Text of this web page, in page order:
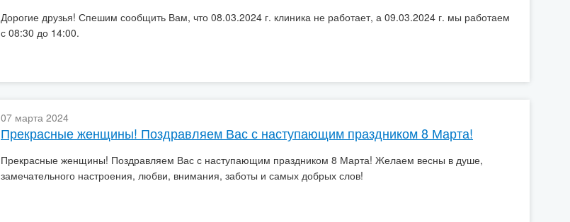
Дорогие друзья! Спешим сообщить Вам, что 08.03.2024 г. клиника не работает, а 09.03.2024 г. мы работаем
с 08:30 до 14:00.
07 марта 2024
Прекрасные женщины! Поздравляем Вас с наступающим праздником 8 Марта!
Прекрасные женщины! Поздравляем Вас с наступающим праздником 8 Марта! Желаем весны в душе,
замечательного настроения, любви, внимания, заботы и самых добрых слов!